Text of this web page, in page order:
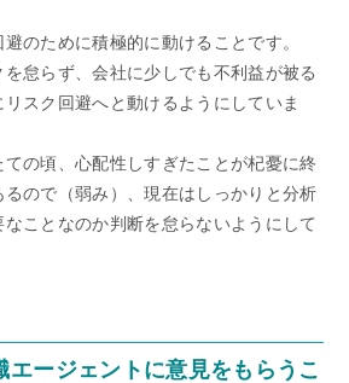
避のために積極的に動けることです。
怠らず、会社に少しでも不利益が被る
スク回避へと動けるようにしていま
の頃、心配性しすぎたことが杞憂に終
ので（弱み）、現在はしっかりと分析
ことなのか判断を怠らないようにして
エージェントに意見をもらうこ